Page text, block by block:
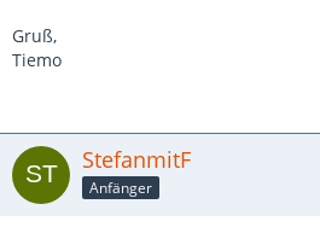
Gruß,
Tiemo
StefanmitF
Anfänger